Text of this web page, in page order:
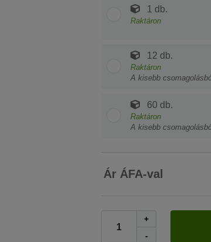
1 db.
Raktáron
12 db.
Raktáron
A kisebb
60 db.
Raktáron
A kisebb
Ár ÁFA-val
+
-